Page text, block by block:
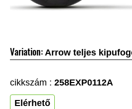
Variation: Arrow teljes
cikkszám : 258EXP0112A
Elérhető